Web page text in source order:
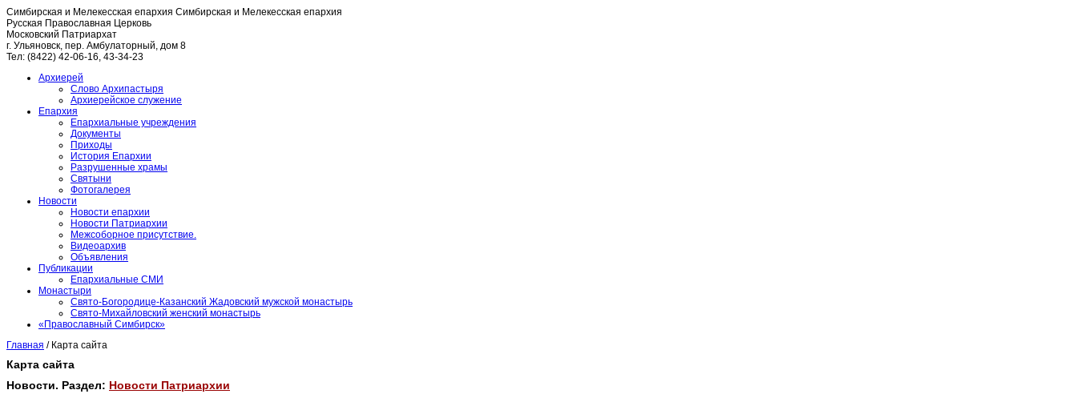
Симбирская и Мелекесская епархия Симбирская и Мелекесская епархия
Русская Православная Церковь
Московский Патриархат
г. Ульяновск, пер. Амбулаторный, дом 8
Тел: (8422) 42-06-16, 43-34-23
Архиерей
Слово Архипастыря
Архиерейское служение
Епархия
Епархиальные учреждения
Документы
Приходы
История Епархии
Разрушенные храмы
Святыни
Фотогалерея
Новости
Новости епархии
Новости Патриархии
Межсоборное присутствие.
Видеоархив
Объявления
Публикации
Епархиальные СМИ
Монастыри
Свято-Богородице-Казанский Жадовский мужской монастырь
Свято-Михайловский женский монастырь
«Православный Симбирск»
Главная / Карта сайта
Карта сайта
Новости. Раздел: Новости Патриархии